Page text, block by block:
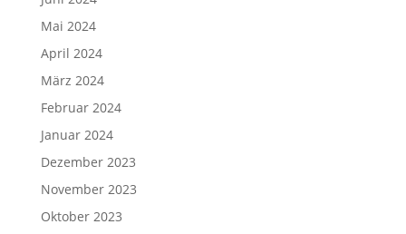
Mai 2024
April 2024
März 2024
Februar 2024
Januar 2024
Dezember 2023
November 2023
Oktober 2023